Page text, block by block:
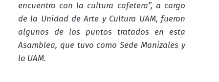
encuentro con la cultura cafetera”, a cargo
de la Unidad de Arte y Cultura UAM, fueron
algunos de los puntos tratados en esta
Asamblea, que tuvo como Sede Manizales y
la UAM.